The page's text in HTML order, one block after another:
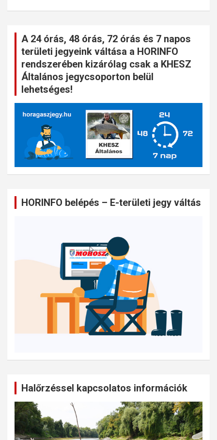
A 24 órás, 48 órás, 72 órás és 7 napos
területi jegyeink váltása a HORINFO
rendszerében kizárólag csak a KHESZ
Általános jegycsoporton belül
lehetséges!
HORINFO belépés – E-területi jegy váltás
Halőrzéssel kapcsolatos információk